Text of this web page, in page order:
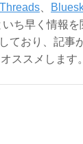
Threads
ち早く情報を
ており、記事
ススメします。